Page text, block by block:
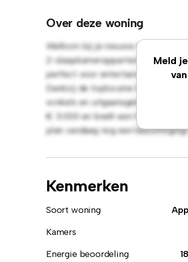
Over deze woning
Meld
Welkom bij je nieuwe
2-slaapkamerappartement biedt
perfect voor entertainment en de
Dankzij de toplocatie bevind je je
winkels en uitgaansgelegenheden
€ 3.000 en biedt een fantastische
plan vandaag nog een bezichtiging!
Kenmerken
Soort woning
Kamers
Energie beoordeling